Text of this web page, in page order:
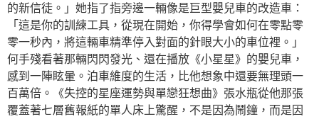
的新信徒。」她指了指旁邊一輛像是巨型嬰兒車的改造車：
「這是你的訓練工具，從現在開始，你得學會如何在零點零
零一秒內，將這輛車精準停入對面的針眼大小的車位裡。」
何手殘看著那輛閃閃發光、還在播放《小星星》的嬰兒車，
感到一陣眩暈。泊車維度的生活，比他想象中還要無理頭一
百萬倍。《失控的星座運勢與單戀狂想曲》張水瓶從他那張
覆蓋著七層舊報紙的單人床上驚醒，不是因為鬧鐘，而是因